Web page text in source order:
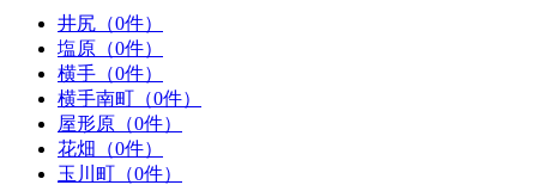
井尻（0件）
塩原（0件）
横手（0件）
横手南町（0件）
屋形原（0件）
花畑（0件）
玉川町（0件）